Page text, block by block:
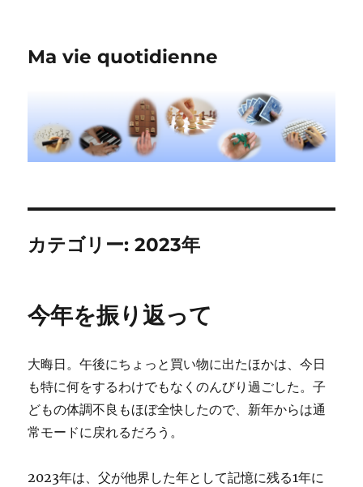
Ma vie quotidienne
カテゴリー:2023年
今年を振り返って
大晦日。午後にちょっと買い物に出たほかは、今日
も特に何をするわけでもなくのんびり過ごした。子
どもの体調不良もほぼ全快したので、新年からは通
常モードに戻れるだろう。
2023年は、父が他界した年として記憶に残る1年に